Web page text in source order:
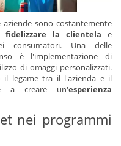
sono costantemente
fidelizzare la clientela e
consumatori. Una delle
è l'implementazione di
di omaggi personalizzati.
il legame tra il l'azienda e il
a creare un'esperienza
nei programmi